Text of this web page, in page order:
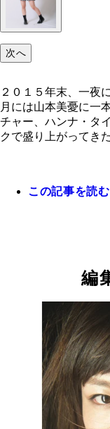
２０１５
２０１５
ＺＩＮ女
子アリー
女子ＭＭ
王者、浜
１８６㎝
シア（ブ
高幸子氏
次へ
２０１５年末、一夜
月には山本美憂に一
チャー、ハンナ・タ
クで盛り上がってき
この記事を読む
編